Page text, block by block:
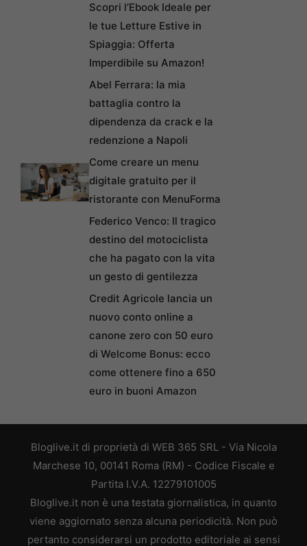
Scopri l’Ebook Ideale per
le tue Letture Estive in
Spiaggia: Offerta
Imperdibile su Amazon!
Abel Ferrara: la mia
battaglia contro la
dipendenza da crack e la
redenzione a Napoli
Come creare un menu
digitale gratuito per il
ristorante con MenuForma
Federico Venco: Il tragico
destino del motociclista
che ha pagato con la vita
un gesto di gentilezza
Credit Agricole lancia un
nuovo conto online a
canone zero con 50 euro
di Welcome Bonus: ecco
come ottenere fino a 650
euro in buoni Amazon
Bloglive.it di proprietà di WEB 365 SRL - Via Nicola
Marchese 10, 00141 Roma (RM) - Codice Fiscale e
Partita I.V.A. 12279101005
Bloglive.it non è una testata giornalistica, in quanto
viene aggiornato senza alcuna periodicità. Non può
pertanto considerarsi un prodotto editoriale ai sensi